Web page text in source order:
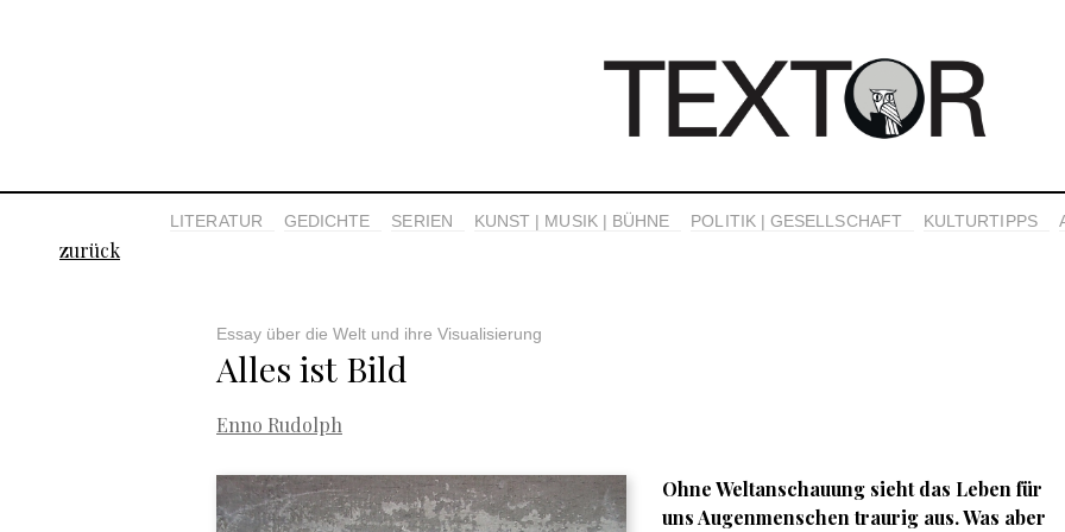
LITERATUR GEDICHTE SERIEN KUNST | MUSIK | BÜHNE POLITIK | GESELLSCHAFT KULTURTIPPS
zurück
Essay über die Welt und ihre Visualisierung
Alles ist Bild
Enno Rudolph
Ohne Weltanschauung sieht das Leben für
uns Augenmenschen traurig aus. Was aber